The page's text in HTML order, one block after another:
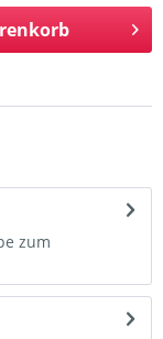
zum